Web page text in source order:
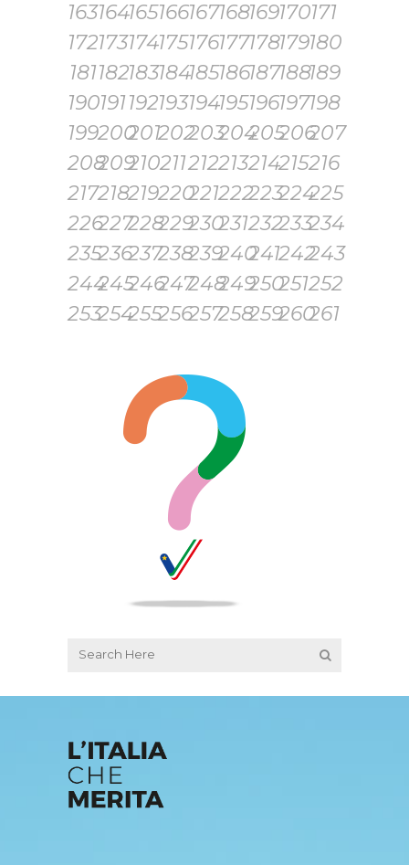
163164165166167168169170171
172173174175176177178179180
181182183184185186187188189
190191192193194195196197198
199200201202203204205206207
208209210211212213214215216
217218219220221222223224225
226227228229230231232233234
235236237238239240241242243
244245246247248249250251252
253254255256257258259260261